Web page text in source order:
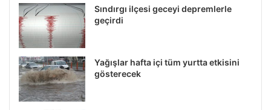
Sındırgı ilçesi geceyi depremlerle
geçirdi
Yağışlar hafta içi tüm yurtta etkisini
gösterecek